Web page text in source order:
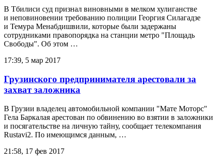
В Тбилиси суд признал виновными в мелком хулиганстве
и неповиновении требованию полиции Георгия Силагадзе
и Темура Менабдишвили, которые были задержаны
сотрудниками правопорядка на станции метро "Площадь
Свободы". Об этом …
17:39, 5 мар 2017
Грузинского предпринимателя арестовали за
захват заложника
В Грузии владелец автомобильной компании "Мате Моторс"
Гела Баркалая арестован по обвинению во взятии в заложники
и посягательстве на личную тайну, сообщает телекомпания
Rustavi2. По имеющимся данным, …
21:58, 17 фев 2017